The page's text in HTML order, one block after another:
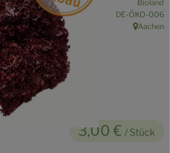
3,00 € / Stück
Bioland
, Kontrollstelle:
DE-ÖKO-006
, Herkunft:
Aachen